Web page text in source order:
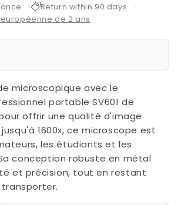
Return within 90 days
de 2 ans
microscopique avec le
portable SV601 de
pour offrir une qualité d'image
1600x, ce microscope est
les étudiants et les
conception robuste en métal
et précision, tout en restant